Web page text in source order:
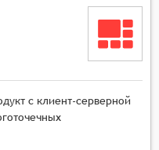
с клиент-серверной